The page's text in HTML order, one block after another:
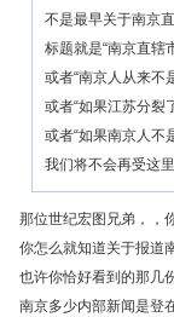
不是最早关于南京
标题就是“南京直辖
或者“南京人从来不
或者“如果江苏分裂
或者“如果南京人不
我们将不会再受这
那位世纪宏图兄弟，，
你怎么就知道关于报道
也许你恰好看到的那几
南京多少内部新闻是登